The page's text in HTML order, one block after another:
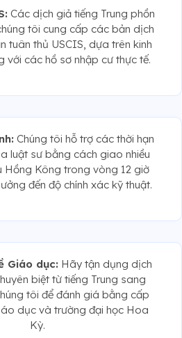
Các dịch giả tiếng Trung phồn
tôi cung cấp các bản dịch
tuân thủ USCIS, dựa trên kinh
với các hồ sơ nhập cư thực tế.
Chúng tôi hỗ trợ các thời hạn
luật sư bằng cách giao nhiều
Hồng Kông trong vòng 12 giờ
đến độ chính xác kỹ thuật.
Giáo dục: Hãy tận dụng dịch
biệt từ tiếng Trung sang
tôi để đánh giá bằng cấp
dục và trường đại học Hoa
Kỳ.